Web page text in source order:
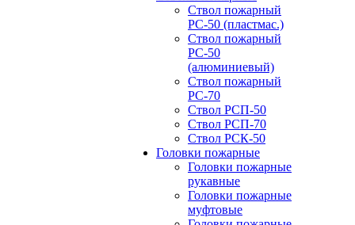
Ствол пожарный
РС-50 (пластмас.)
Ствол пожарный
РС-50
(алюминиевый)
Ствол пожарный
РС-70
Ствол РСП-50
Ствол РСП-70
Ствол РСК-50
Головки пожарные
Головки пожарные
рукавные
Головки пожарные
муфтовые